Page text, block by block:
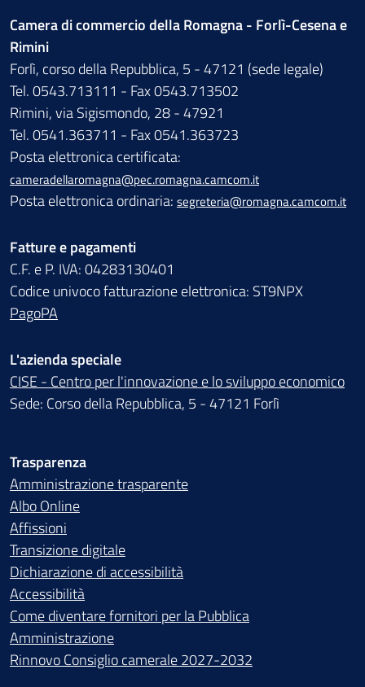
Camera di commercio della Romagna - Forlì-Cesena e
Rimini
Forlì, corso della Repubblica, 5 - 47121 (sede legale)
Tel. 0543.713111 - Fax 0543.713502
Rimini, via Sigismondo, 28 - 47921
Tel. 0541.363711 - Fax 0541.363723
Posta elettronica certificata:
cameradellaromagna@pec.romagna.camcom.it
Posta elettronica ordinaria: segreteria@romagna.camcom.it
Fatture e pagamenti
C.F. e P. IVA: 04283130401
Codice univoco fatturazione elettronica: ST9NPX
PagoPA
L'azienda speciale
CISE - Centro per l'innovazione e lo sviluppo economico
Sede: Corso della Repubblica, 5 - 47121 Forlì
Trasparenza
Amministrazione trasparente
Albo Online
Affissioni
Transizione digitale
Dichiarazione di accessibilità
Accessibilità
Come diventare fornitori per la Pubblica
Amministrazione
Rinnovo Consiglio camerale 2027-2032